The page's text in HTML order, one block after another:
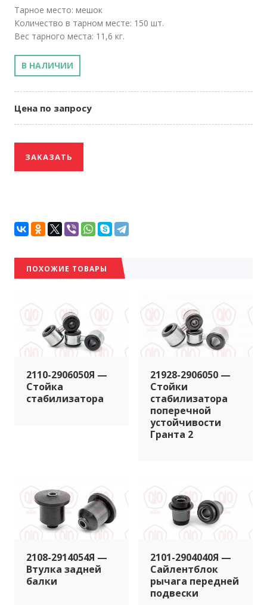
Тарное место: мешок
Количество в тарном месте: 150 шт.
Вес тарного места: 11,6 кг.
В НАЛИЧИИ
Цена по запросу
ЗАКАЗАТЬ
ПОХОЖИЕ ТОВАРЫ
2110-2906050Я —
Стойка
стабилизатора
21928-2906050 —
Стойки
стабилизатора
поперечной
устойчивости
Гранта 2
2108-2914054Я —
Втулка задней
балки
2101-2904040Я —
Сайлентблок
рычага передней
подвески